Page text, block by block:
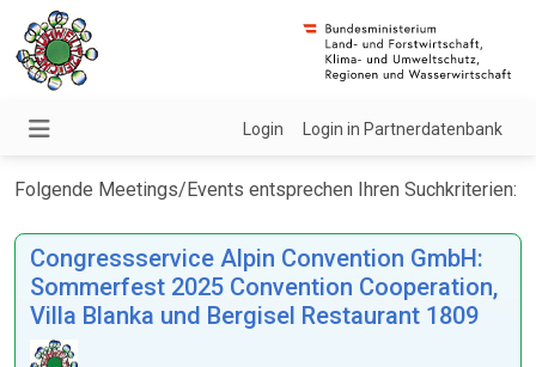
Login Login in Partnerdatenbank
Folgende Meetings/Events entsprechen Ihren Suchkriterien:
Congressservice Alpin Convention GmbH:
Sommerfest 2025 Convention Cooperation,
Villa Blanka und Bergisel Restaurant 1809